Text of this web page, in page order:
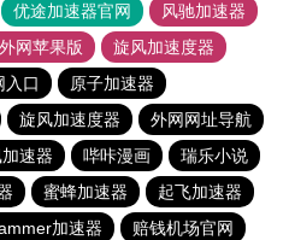
优途加速器官网
风驰加速器
网苹果版
旋风加速度器
入口
原子加速器
旋风加速度器
外网网址导航
速器 哔咔漫画
瑞乐小说
蜜蜂加速器
起飞加速器
加速器
赔钱机场官网